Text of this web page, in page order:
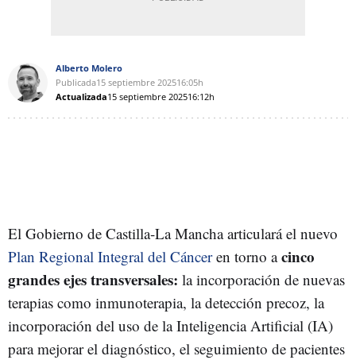
Alberto Molero
Publicada15 septiembre 202516:05h
Actualizada15 septiembre 202516:12h
El Gobierno de Castilla-La Mancha articulará el nuevo
Plan Regional Integral del Cánceren torno acinco
grandes ejes transversales: la incorporación de nuevas
terapias como inmunoterapia, la detección precoz, la
incorporación del uso de la Inteligencia Artificial (IA)
para mejorar el diagnóstico, el seguimiento de pacientes